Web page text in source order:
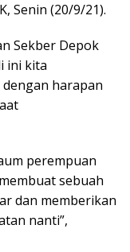
Senin (20/9/21).
Sekber Depok
ini kita
harapan
perempuan
sebuah
dan memberikan
nanti”,